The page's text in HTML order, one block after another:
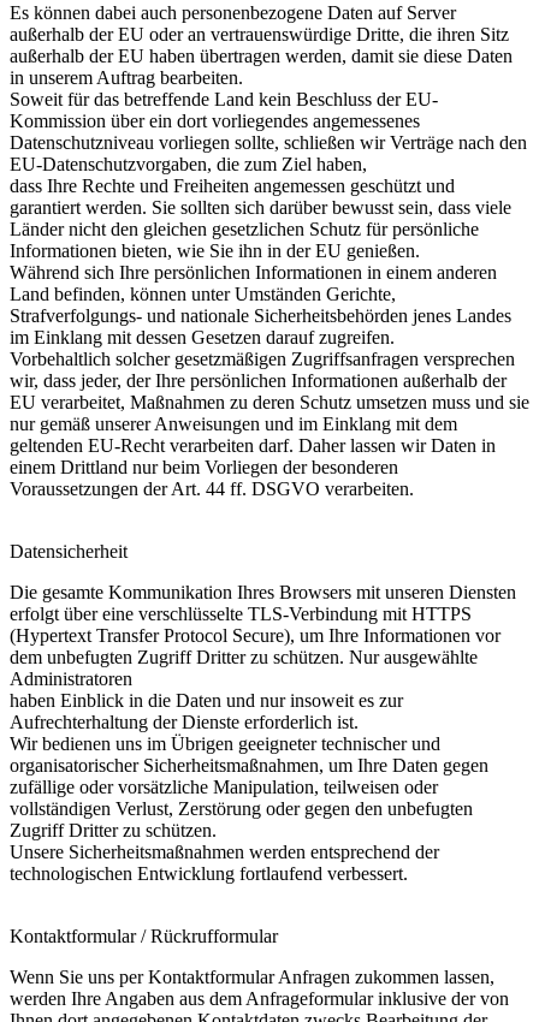
Es können dabei auch personenbezogene Daten auf Server
außerhalb der EU oder an vertrauenswürdige Dritte, die ihren Sitz
außerhalb der EU haben übertragen werden, damit sie diese Daten
in unserem Auftrag bearbeiten.
Soweit für das betreffende Land kein Beschluss der EU-
Kommission über ein dort vorliegendes angemessenes
Datenschutzniveau vorliegen sollte, schließen wir Verträge nach den
EU-Datenschutzvorgaben, die zum Ziel haben,
dass Ihre Rechte und Freiheiten angemessen geschützt und
garantiert werden. Sie sollten sich darüber bewusst sein, dass viele
Länder nicht den gleichen gesetzlichen Schutz für persönliche
Informationen bieten, wie Sie ihn in der EU genießen.
Während sich Ihre persönlichen Informationen in einem anderen
Land befinden, können unter Umständen Gerichte,
Strafverfolgungs- und nationale Sicherheitsbehörden jenes Landes
im Einklang mit dessen Gesetzen darauf zugreifen.
Vorbehaltlich solcher gesetzmäßigen Zugriffsanfragen versprechen
wir, dass jeder, der Ihre persönlichen Informationen außerhalb der
EU verarbeitet, Maßnahmen zu deren Schutz umsetzen muss und sie
nur gemäß unserer Anweisungen und im Einklang mit dem
geltenden EU-Recht verarbeiten darf. Daher lassen wir Daten in
einem Drittland nur beim Vorliegen der besonderen
Voraussetzungen der Art. 44 ff. DSGVO verarbeiten.
Datensicherheit
Die gesamte Kommunikation Ihres Browsers mit unseren Diensten
erfolgt über eine verschlüsselte TLS-Verbindung mit HTTPS
(Hypertext Transfer Protocol Secure), um Ihre Informationen vor
dem unbefugten Zugriff Dritter zu schützen. Nur ausgewählte
Administratoren
haben Einblick in die Daten und nur insoweit es zur
Aufrechterhaltung der Dienste erforderlich ist.
Wir bedienen uns im Übrigen geeigneter technischer und
organisatorischer Sicherheitsmaßnahmen, um Ihre Daten gegen
zufällige oder vorsätzliche Manipulation, teilweisen oder
vollständigen Verlust, Zerstörung oder gegen den unbefugten
Zugriff Dritter zu schützen.
Unsere Sicherheitsmaßnahmen werden entsprechend der
technologischen Entwicklung fortlaufend verbessert.
Kontaktformular / Rückrufformular
Wenn Sie uns per Kontaktformular Anfragen zukommen lassen,
werden Ihre Angaben aus dem Anfrageformular inklusive der von